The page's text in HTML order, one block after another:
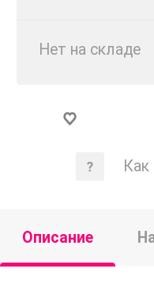
Нет на складе
Описание